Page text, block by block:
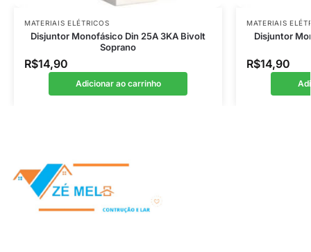
MATERIAIS ELÉTRICOS
Disjuntor Monofásico Din 25A 3KA Bivolt
Soprano
R$14,90
Adicionar ao carrinho
MATERIAIS
Disjuntor
R$14,90